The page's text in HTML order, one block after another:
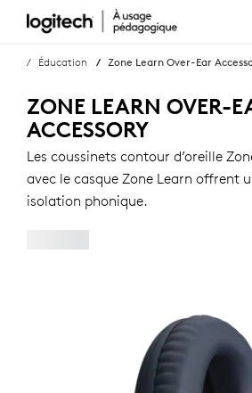
ACCESSOIRE
CONTOUR
D’OREILLE
ZONE
LEARN
Éducation Zone Learn Over-Ear
ZONE LEARN OVER-
ACCESSORY
Les coussinets contour d’oreille
avec le casque Zone Learn offrent
isolation phonique.